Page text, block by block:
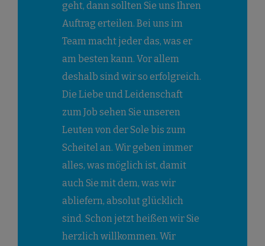
geht, dann sollten Sie uns Ihren
Auftrag erteilen. Bei uns im
Team macht jeder das, was er
am besten kann. Vor allem
deshalb sind wir so erfolgreich.
Die Liebe und Leidenschaft
zum Job sehen Sie unseren
Leuten von der Sole bis zum
Scheitel an. Wir geben immer
alles, was möglich ist, damit
auch Sie mit dem, was wir
abliefern, absolut glücklich
sind. Schon jetzt heißen wir Sie
herzlich willkommen. Wir